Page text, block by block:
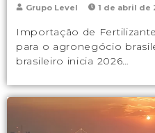
Grupo Level 1 de abril de
Importação de
para o agronegócio
brasileiro inicia 2026…